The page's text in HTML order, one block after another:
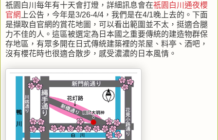
祇園白川每年有十天會打燈，詳細訊息會在祇園白川通夜櫻
官網 上公告，今年是3/26-4/4，我們是在4/1晚上去的。下面
是擷取自官網的賞花地圖，可以看出範圍並不太，挺適合腿
力不佳的人。這區被選定為日本國之重要傳統的建造物群保
存地區，有眾多開在日式傳統建築裡的茶屋、料亭、酒吧，
沒有櫻花時也很適合散步，感受濃濃的日本風情。